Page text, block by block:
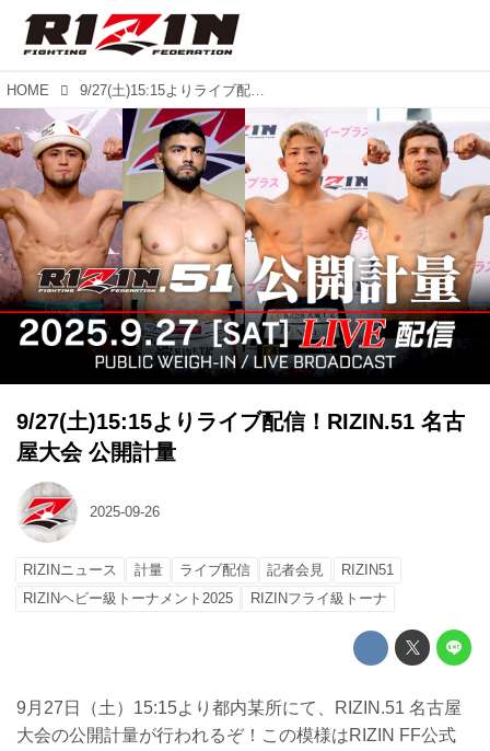
HOME 9/27(土)15:15よりライブ配信！RIZIN.51 名古屋大会 公開計量
9/27(土)15:15よりライブ配信！RIZIN.51 名古
屋大会 公開計量
2025-09-26
RIZINニュース 計量 ライブ配信 記者会見
RIZIN51
RIZINヘビー級トーナメント2025
RIZINフライ級トーナ
9月27日（土）15:15より都内某所にて、RIZIN.51 名古屋
大会の公開計量が行われるぞ！この模様はRIZIN FF公式